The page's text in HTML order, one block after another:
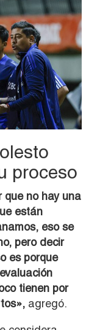
proceso
que no hay una
están
eso se
pero decir
es porque
tienen por
agregó.